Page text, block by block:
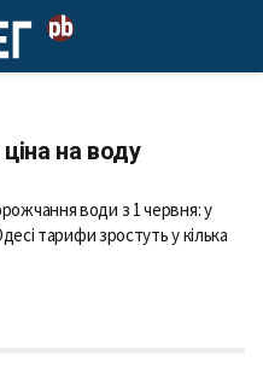
на воду
води з 1 червня: у
тарифи зростуть у кілька